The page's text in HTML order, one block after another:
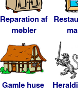
Reparation af
møbler
Gamle huse